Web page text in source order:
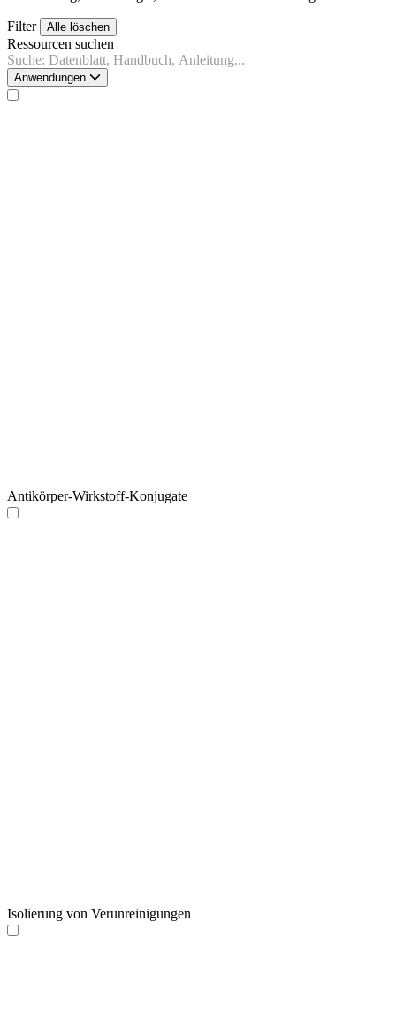
Filter Alle löschen
Ressourcen suchen
Anwendungen
Antikörper-Wirkstoff-Konjugate
Isolierung von Verunreinigungen